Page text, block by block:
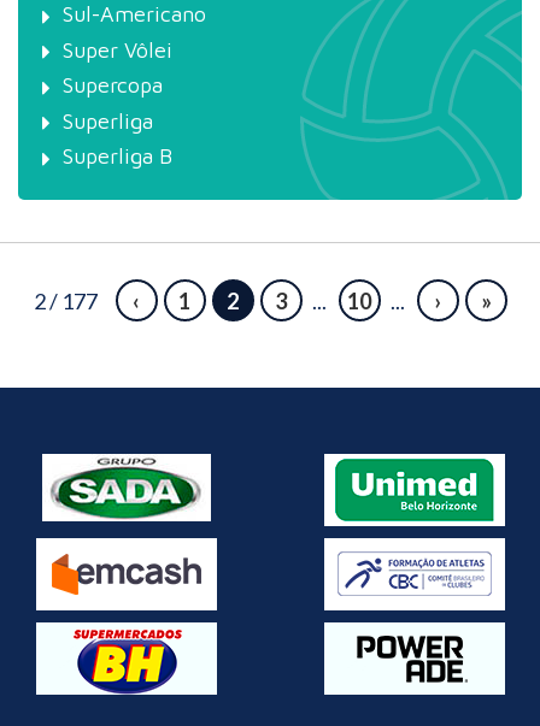
Sul-Americano
Super Vôlei
Supercopa
Superliga
Superliga B
2 / 177 ‹ 1 2 3 ... 10 ... › »